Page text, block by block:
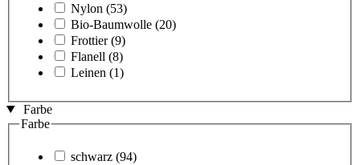
Nylon (53)
Bio-Baumwolle (20)
Frottier (9)
Flanell (8)
Leinen (1)
Farbe
Farbe
schwarz (94)